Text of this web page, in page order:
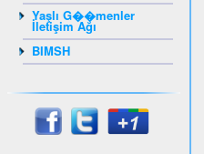
Yaşlı G��menler
İletişim Ağı
BIMSH